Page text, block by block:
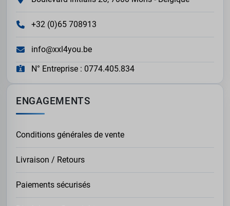
+32 (0)65 708913
info@xxl4you.be
N° Entreprise : 0774.405.834
ENGAGEMENTS
Conditions générales de vente
Livraison / Retours
Paiements sécurisés